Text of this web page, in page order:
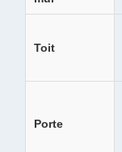
Toit
Porte